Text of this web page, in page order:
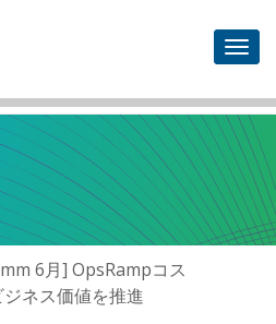
6月] OpsRampコス
ネス価値を推進